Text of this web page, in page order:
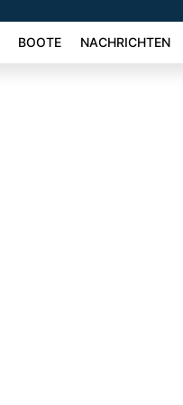
BOOTE NACHRICHTEN